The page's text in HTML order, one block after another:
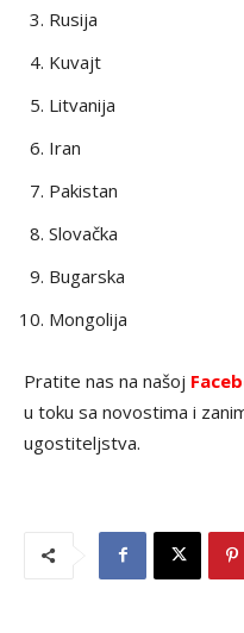
Rusija
Kuvajt
Litvanija
Iran
Pakistan
Slovačka
Bugarska
Mongolija
Pratite nas na našoj
u toku sa novostima i
ugostiteljstva.